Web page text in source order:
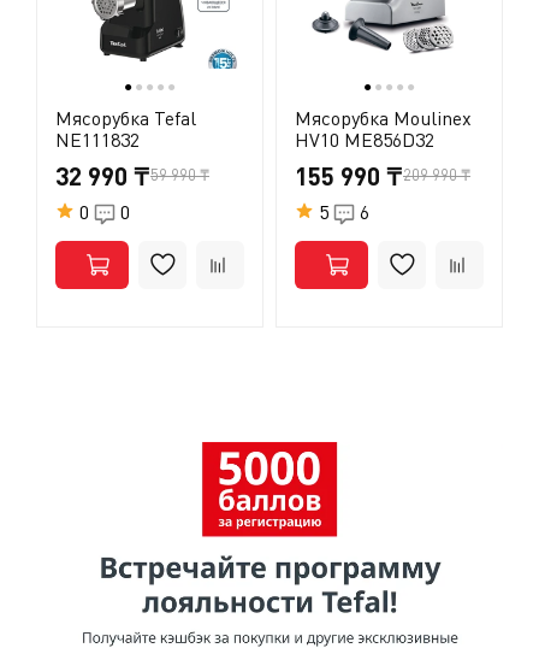
● ● ● ● ●
Мясорубка Tefal
NE111832
32 990 ₸59 990 ₸
0 0
● ● ● ● ●
Мясорубка Moulinex
HV10 ME856D32
155 990 ₸209 990 ₸
5 6